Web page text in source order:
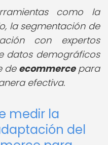
como la
la segmentación de
con expertos
datos demográficos
de ecommercepara
efectiva.
medir la
del